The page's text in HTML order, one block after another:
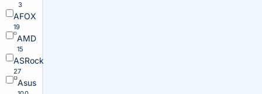
3
AFOX
19
AMD
15
ASRock
27
Asus